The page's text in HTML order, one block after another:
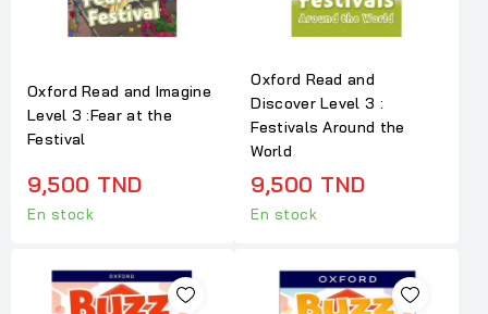
Oxford Read and Imagine
Level 3 :Fear at the
Festival
9,500 TND
En stock
Oxford Read and
Discover Level 3 :
Festivals Around the
World
9,500 TND
En stock